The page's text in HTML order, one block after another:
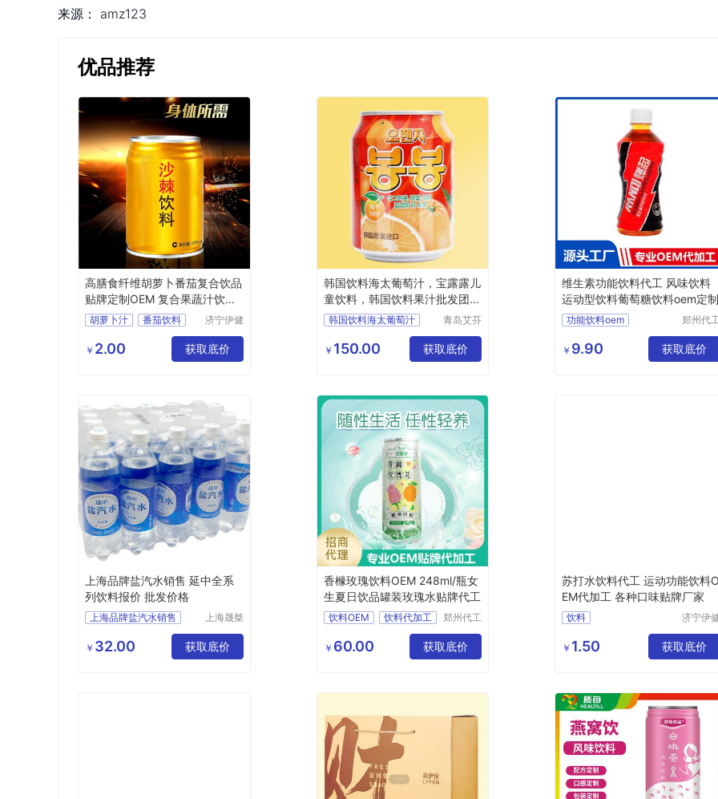
来源： amz123
优品推荐
高膳食纤维胡萝卜番茄复合饮品
贴牌定制OEM 复合果蔬汁饮料
工厂
胡萝卜汁
番茄饮料
果蔬汁饮料
饮料工厂
济宁伊健
药有限公
司
￥ 2.00 获取底价
韩国饮料海太葡萄汁，宝露露儿
童饮料，韩国饮料果汁批发团
购。。
韩国饮料海太葡萄汁
韩国饮料果汁批发团购
青岛艾芬
限公司
￥ 150.00 获取底价
维生素功能饮料代工 风味饮料
运动型饮料葡萄糖饮料oem定制
功能饮料oem
功能饮料贴牌
郑州代
技有限公
司
￥ 9.90 获取底价
上海品牌盐汽水销售 延中全系
列饮料报价 批发价格
上海品牌盐汽水销售
延中全系列饮料报价
批发价格
茶水饮料
上海晟桀
公司
￥ 32.00 获取底价
香橼玫瑰饮料OEM 248ml/瓶女
生夏日饮品罐装玫瑰水贴牌代工
饮料OEM
饮料代加工
饮料加工定制
郑州代工
技有限公
司
￥ 60.00 获取底价
苏打水饮料代工 运动功能饮料O
EM代加工 各种口味贴牌厂家
饮料
济宁伊
药有限公
司
￥ 1.50 获取底价